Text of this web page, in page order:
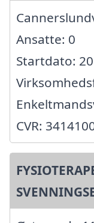
Ansatte: 0
Startdato:
CVR: